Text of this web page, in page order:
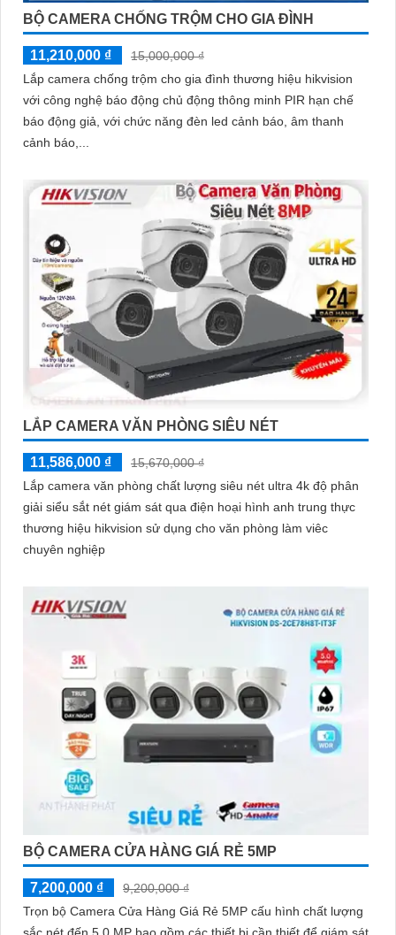
BỘ CAMERA CHỐNG TRỘM CHO GIA ĐÌNH
11,210,000 ₫
15,000,000 ₫
Lắp camera chống trộm cho gia đình thương hiệu hikvision
với công nghệ báo động chủ động thông minh PIR hạn chế
báo động giả, với chức năng đèn led cảnh báo, âm thanh
cảnh báo,...
LẮP CAMERA VĂN PHÒNG SIÊU NÉT
11,586,000 ₫
15,670,000 ₫
Lắp camera văn phòng chất lượng siêu nét ultra 4k độ phân
giải siểu sắt nét giám sát qua điện hoại hình anh trung thực
thương hiệu hikvision sử dụng cho văn phòng làm viêc
chuyên nghiệp
BỘ CAMERA CỬA HÀNG GIÁ RẺ 5MP
7,200,000 ₫
9,200,000 ₫
Trọn bộ Camera Cửa Hàng Giá Rẻ 5MP cấu hình chất lượng